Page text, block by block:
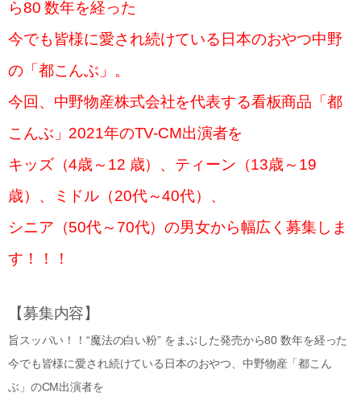
ら80 数年を経った
今でも皆様に愛され続けている日本のおやつ中野
の「都こんぶ」。
今回、中野物産株式会社を代表する看板商品「都
こんぶ」2021年のTV-CM出演者を
キッズ（4歳～12 歳）、ティーン（13歳～19
歳）、ミドル（20代～40代）、
シニア（50代～70代）の男女から幅広く募集しま
す！！！
【募集内容】
旨スッパい！！“魔法の白い粉” をまぶした発売から80 数年を経った
今でも皆様に愛され続けている日本のおやつ、中野物産「都こん
ぶ」のCM出演者を